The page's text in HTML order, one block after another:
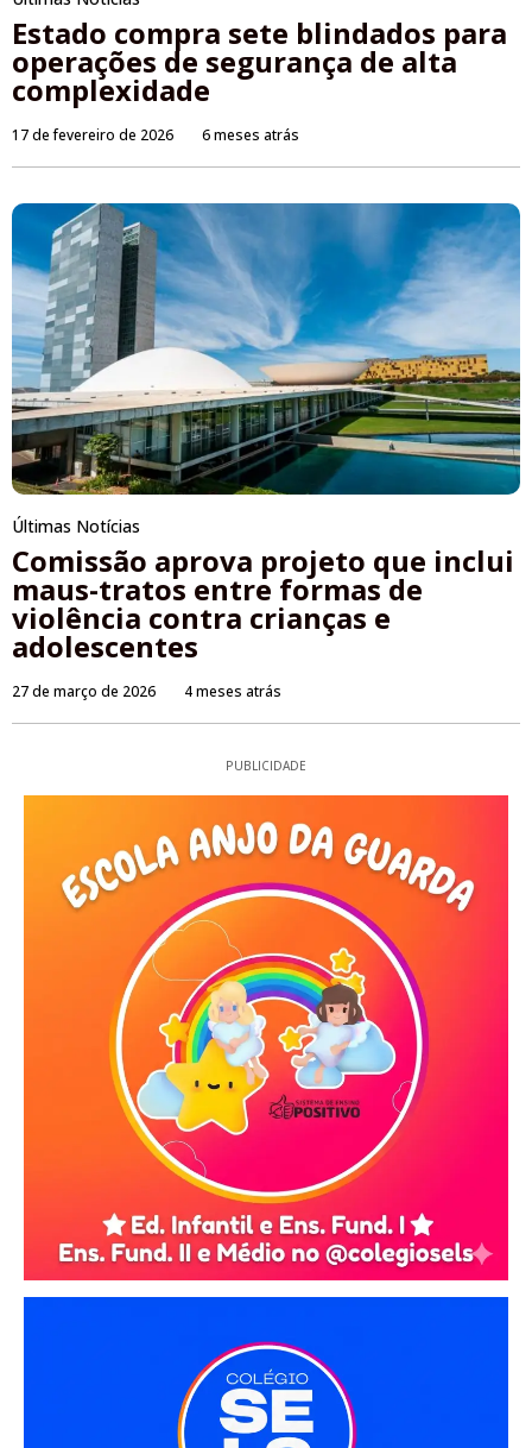
Estado compra sete blindados para
operações de segurança de alta
complexidade
17 de fevereiro de 2026 6 meses atrás
Últimas Notícias
Comissão aprova projeto que inclui
maus-tratos entre formas de
violência contra crianças e
adolescentes
27 de março de 2026 4 meses atrás
PUBLICIDADE